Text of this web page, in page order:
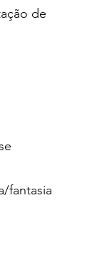
de
fantasia